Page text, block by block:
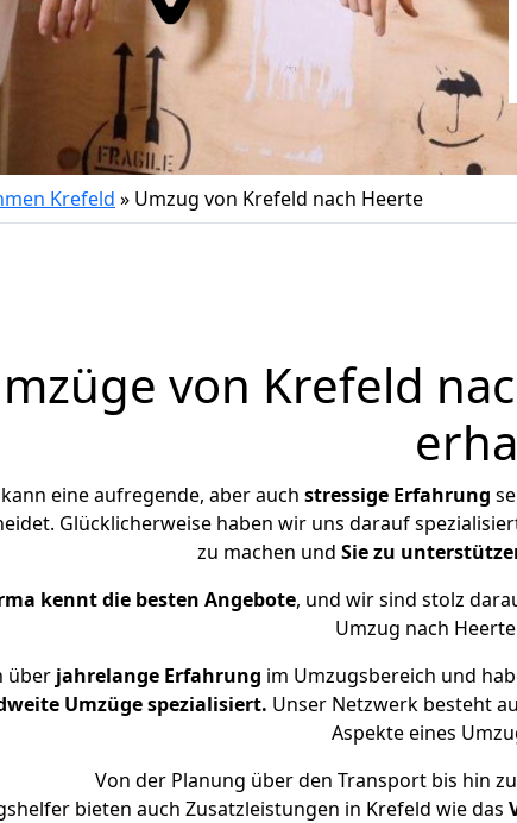
Krefeld » Umzug von Krefeld nach Heerte
von Krefeld
eine aufregende, aber auch stressige Erfahrung
Glücklicherweise haben wir uns darauf
zu machen und Sie zu
kennt die besten Angebote, und wir sind stolz
Umzug nach
über jahrelange Erfahrung im Umzugsbereich und
Umzüge spezialisiert. Unser Netzwerk besteht
Aspekte eines
Von der Planung über den Transport bis hin
bieten auch Zusatzleistungen in Krefeld wie das